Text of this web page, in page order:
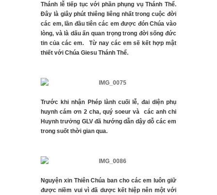
Thánh lễ tiếp tục với phần phụng vụ Thánh Thể.
Đây là giây phút thiêng liêng nhất trong cuộc đời
các em, lần đầu tiên các em được đón Chúa vào
lòng, và là dấu ấn quan trọng trong đời sống đức
tin của các em. Từ nay các em sẽ kết hợp mật
thiết với Chúa Giesu Thánh Thể.
Trước khi nhận Phép lành cuối lễ, đai diện phụ
huynh cám ơn 2 cha, quý soeur và các anh chi
Huynh trưởng GLV đã hướng dẫn dậy dỗ các em
trong suốt thời gian qua.
Nguyện xin Thiên Chúa ban cho các em luôn giữ
được niềm vui vì đã dược kết hiệp nên một với